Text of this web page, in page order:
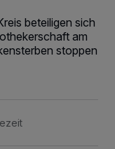
beteiligen sich
am
stoppen
Gerät zu. Durch Auswahl